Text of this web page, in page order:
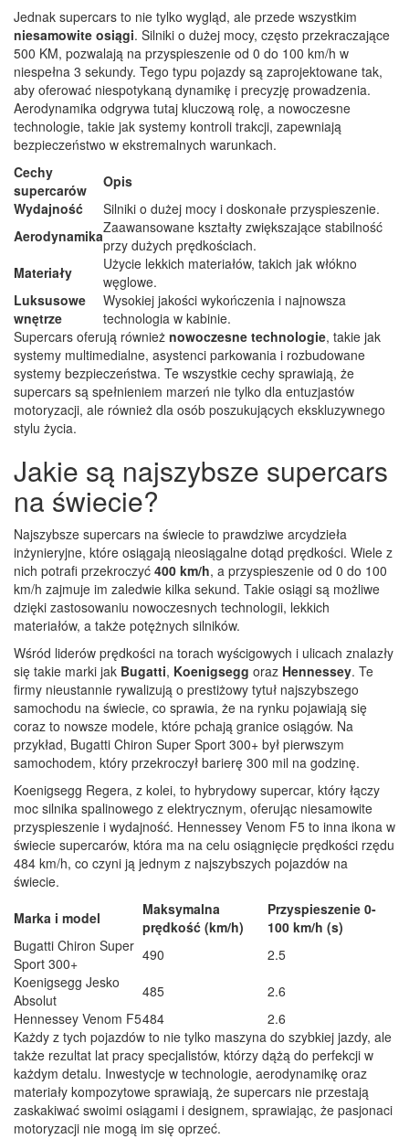
Jednak supercars to nie tylko wygląd, ale przede wszystkim
niesamowite osiągi. Silniki o dużej mocy, często przekraczające
500 KM, pozwalają na przyspieszenie od 0 do 100 km/h w
niespełna 3 sekundy. Tego typu pojazdy są zaprojektowane tak,
aby oferować niespotykaną dynamikę i precyzję prowadzenia.
Aerodynamika odgrywa tutaj kluczową rolę, a nowoczesne
technologie, takie jak systemy kontroli trakcji, zapewniają
bezpieczeństwo w ekstremalnych warunkach.
Cechy
supercarów
Opis
Wydajność
Silniki o dużej mocy i doskonałe przyspieszenie.
AerodynamikaZaawansowane kształty zwiększające stabilność
przy dużych prędkościach.
Materiały
Użycie lekkich materiałów, takich jak włókno
węglowe.
Luksusowe
wnętrze
Wysokiej jakości wykończenia i najnowsza
technologia w kabinie.
Supercars oferują również nowoczesne technologie, takie jak
systemy multimedialne, asystenci parkowania i rozbudowane
systemy bezpieczeństwa. Te wszystkie cechy sprawiają, że
supercars są spełnieniem marzeń nie tylko dla entuzjastów
motoryzacji, ale również dla osób poszukujących ekskluzywnego
stylu życia.
Jakie są najszybsze supercars
na świecie?
Najszybsze supercars na świecie to prawdziwe arcydzieła
inżynieryjne, które osiągają nieosiągalne dotąd prędkości. Wiele z
nich potrafi przekroczyć 400 km/h, a przyspieszenie od 0 do 100
km/h zajmuje im zaledwie kilka sekund. Takie osiągi są możliwe
dzięki zastosowaniu nowoczesnych technologii, lekkich
materiałów, a także potężnych silników.
Wśród liderów prędkości na torach wyścigowych i ulicach znalazły
się takie marki jak Bugatti, Koenigsegg oraz Hennessey. Te
firmy nieustannie rywalizują o prestiżowy tytuł najszybszego
samochodu na świecie, co sprawia, że na rynku pojawiają się
coraz to nowsze modele, które pchają granice osiągów. Na
przykład, Bugatti Chiron Super Sport 300+ był pierwszym
samochodem, który przekroczył barierę 300 mil na godzinę.
Koenigsegg Regera, z kolei, to hybrydowy supercar, który łączy
moc silnika spalinowego z elektrycznym, oferując niesamowite
przyspieszenie i wydajność. Hennessey Venom F5 to inna ikona w
świecie supercarów, która ma na celu osiągnięcie prędkości rzędu
484 km/h, co czyni ją jednym z najszybszych pojazdów na
świecie.
Marka i model
Maksymalna
prędkość (km/h)
Przyspieszenie 0-
100 km/h (s)
Bugatti Chiron Super
Sport 300+
490
2.5
Koenigsegg Jesko
Absolut
485
2.6
Hennessey Venom F5484
2.6
Każdy z tych pojazdów to nie tylko maszyna do szybkiej jazdy, ale
także rezultat lat pracy specjalistów, którzy dążą do perfekcji w
każdym detalu. Inwestycje w technologie, aerodynamikę oraz
materiały kompozytowe sprawiają, że supercars nie przestają
zaskakiwać swoimi osiągami i designem, sprawiając, że pasjonaci
motoryzacji nie mogą im się oprzeć.